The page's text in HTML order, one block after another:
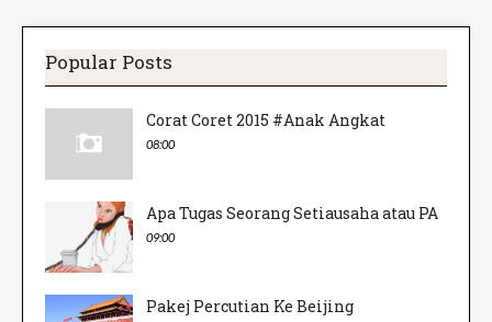
Popular Posts
Corat Coret 2015 #Anak Angkat
08:00
Apa Tugas Seorang Setiausaha atau PA
09:00
Pakej Percutian Ke Beijing